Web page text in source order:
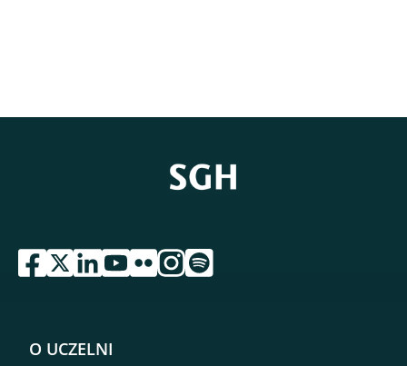
przejdź do serwisu facebook sgh
przejdź do serwisu twitter sgh
przejdź do serwisu linkedin sgh
przejdź do serwisu youtube sgh
przejdź do serwisu flickr sgh
przejdź do serwisu instagram sgh
przejdź do serwisu spotify sgh
O UCZELNI